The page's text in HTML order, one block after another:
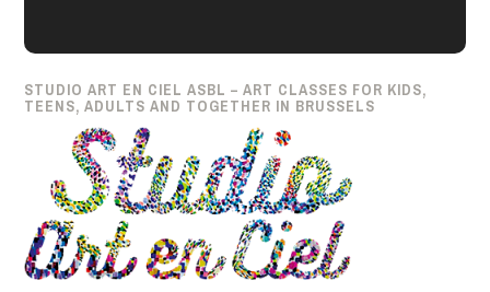
STUDIO ART EN CIEL ASBL – ART CLASSES FOR KIDS,
TEENS, ADULTS AND TOGETHER IN BRUSSELS